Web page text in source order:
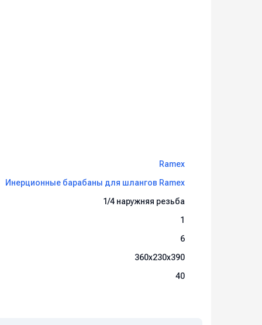
Ramex
Инерционные барабаны для шлангов Ramex
1/4 наружняя резьба
1
6
360x230x390
40